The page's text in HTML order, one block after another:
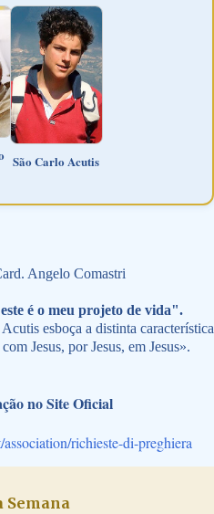
São Carlo Acutis
Angelo Comastri
é o meu projeto de vida".
esboça a distinta característica
Jesus, por Jesus, em Jesus».
no Site Oficial
richieste-di-preghiera
Semana